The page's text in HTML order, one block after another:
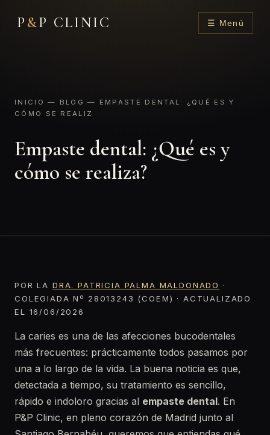
P &P CLINIC ☰ Menú
INICIO — BLOG — EMPASTE DENTAL: ¿QUÉ ES Y
CÓMO SE REALIZ
Empaste dental: ¿Qué es y
cómo se realiza?
POR LA DRA. PATRICIA PALMA MALDONADO
·
COLEGIADA Nº 28013243 (COEM) · ACTUALIZADO
EL 16/06/2026
La caries es una de las afecciones bucodentales
más frecuentes: prácticamente todos pasamos por
una a lo largo de la vida. La buena noticia es que,
detectada a tiempo, su tratamiento es sencillo,
rápido e indoloro gracias al empaste dental. En
P&P Clinic, en pleno corazón de Madrid junto al